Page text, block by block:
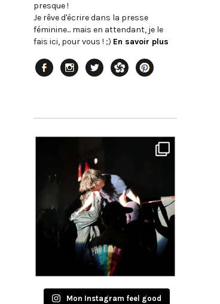
presque !
Je rêve d'écrire dans la presse
féminine... mais en attendant, je le
fais ici, pour vous ! ;) En savoir plus
Mon Instagram feel good